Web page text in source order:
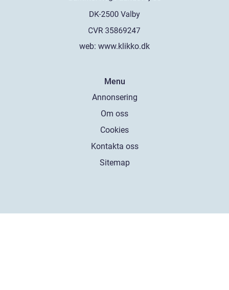
web: www.klikko.dk
Menu
Annonsering
Om oss
Cookies
Kontakta oss
Sitemap